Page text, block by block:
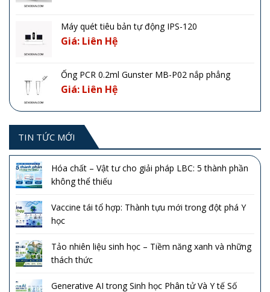
Máy quét tiêu bản tự động IPS-120
Giá: Liên Hệ
Ống PCR 0.2ml Gunster MB-P02 nắp phẳng
Giá: Liên Hệ
TIN TỨC MỚI
Hóa chất – Vật tư cho giải pháp LBC: 5 thành phần
không thể thiếu
Vaccine tái tổ hợp: Thành tựu mới trong đột phá Y
học
Tảo nhiên liệu sinh học – Tiềm năng xanh và những
thách thức
Generative AI trong Sinh học Phân tử Và Y tế Số